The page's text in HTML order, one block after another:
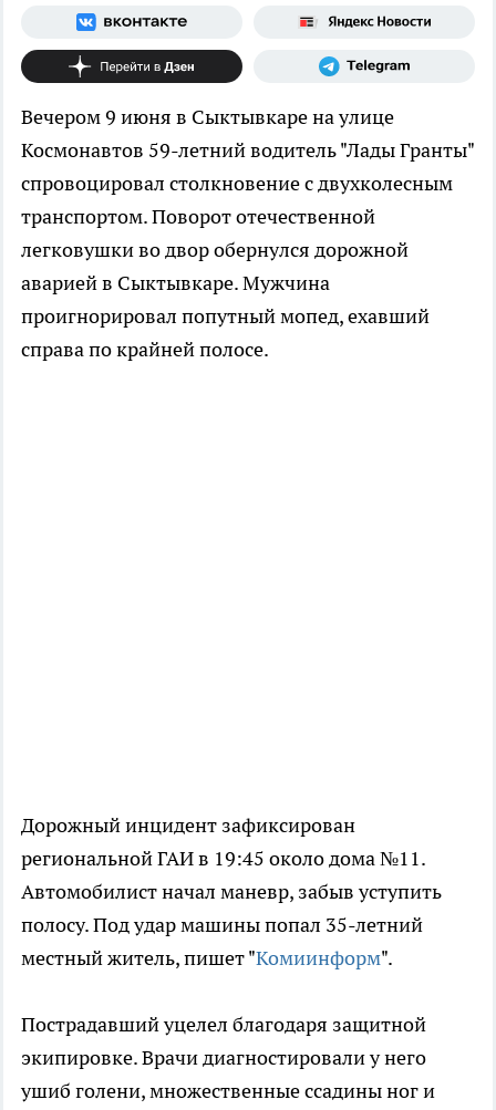
Вечером 9 июня в Сыктывкаре на улице
Космонавтов 59-летний водитель "Лады Гранты"
спровоцировал столкновение с двухколесным
транспортом. Поворот отечественной
легковушки во двор обернулся дорожной
аварией в Сыктывкаре. Мужчина
проигнорировал попутный мопед, ехавший
справа по крайней полосе.
Дорожный инцидент зафиксирован
региональной ГАИ в 19:45 около дома №11.
Автомобилист начал маневр, забыв уступить
полосу. Под удар машины попал 35-летний
местный житель, пишет "Комиинформ".
Пострадавший уцелел благодаря защитной
экипировке. Врачи диагностировали у него
ушиб голени, множественные ссадины ног и